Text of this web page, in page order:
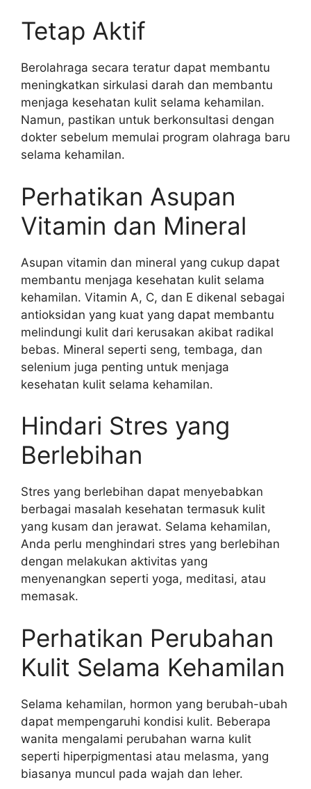
Tetap Aktif
Berolahraga secara teratur dapat membantu
meningkatkan sirkulasi darah dan membantu
menjaga kesehatan kulit selama kehamilan.
Namun, pastikan untuk berkonsultasi dengan
dokter sebelum memulai program olahraga baru
selama kehamilan.
Perhatikan Asupan
Vitamin dan Mineral
Asupan vitamin dan mineral yang cukup dapat
membantu menjaga kesehatan kulit selama
kehamilan. Vitamin A, C, dan E dikenal sebagai
antioksidan yang kuat yang dapat membantu
melindungi kulit dari kerusakan akibat radikal
bebas. Mineral seperti seng, tembaga, dan
selenium juga penting untuk menjaga
kesehatan kulit selama kehamilan.
Hindari Stres yang
Berlebihan
Stres yang berlebihan dapat menyebabkan
berbagai masalah kesehatan termasuk kulit
yang kusam dan jerawat. Selama kehamilan,
Anda perlu menghindari stres yang berlebihan
dengan melakukan aktivitas yang
menyenangkan seperti yoga, meditasi, atau
memasak.
Perhatikan Perubahan
Kulit Selama Kehamilan
Selama kehamilan, hormon yang berubah-ubah
dapat mempengaruhi kondisi kulit. Beberapa
wanita mengalami perubahan warna kulit
seperti hiperpigmentasi atau melasma, yang
biasanya muncul pada wajah dan leher.